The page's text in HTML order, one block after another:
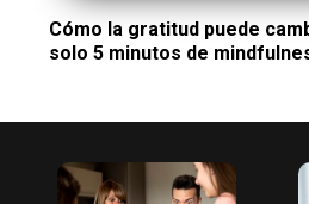
Cómo la gratitud puede
solo 5 minutos de